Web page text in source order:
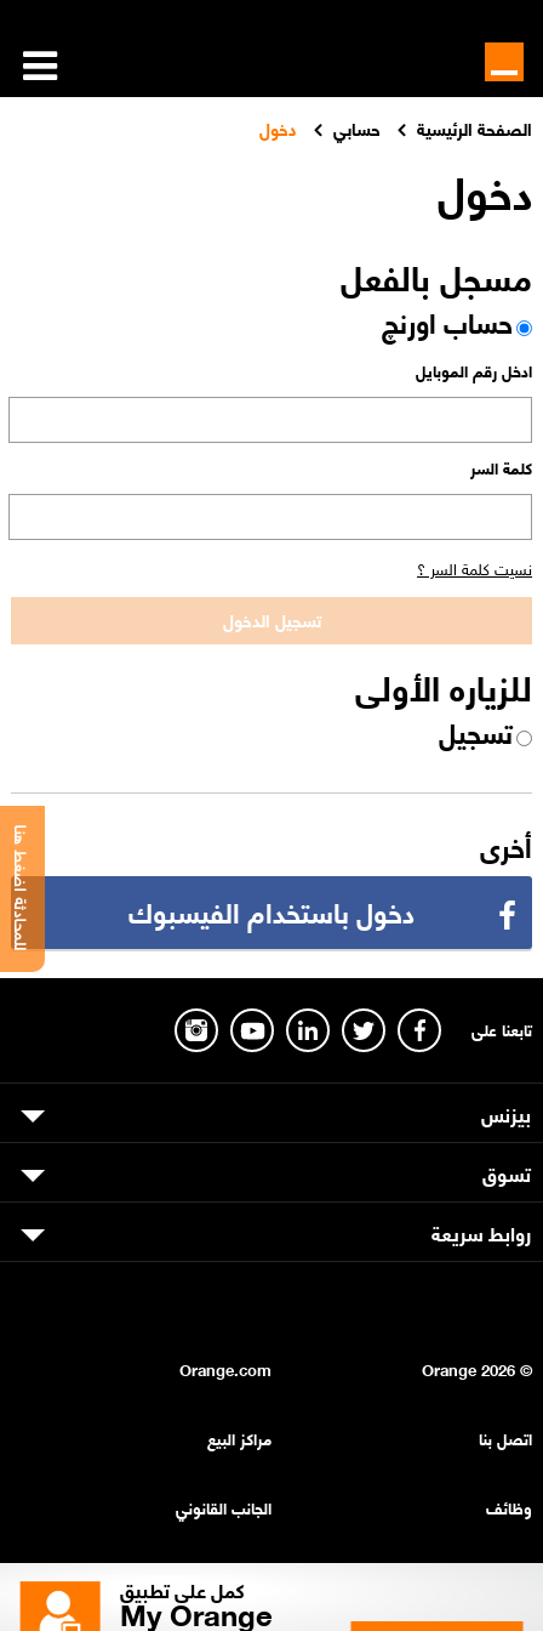
كمل على تطبيق
My Orange
الصفحة الرئيسية حسابي دخول
دخول
مسجل بالفعل
حساب اورنچ
ادخل رقم الموبايل
كلمة السر
نسيت كلمة السر ؟
للزياره الأولى
تسجيل
أخرى
دخول باستخدام الفيسبوك
للمحادثة اضغط هنا
تابعنا على
بيزنس
تسوق
روابط سريعة
© Orange
2026
Orange.com
اتصل بنا مراكز البيع
وظائف الجانب القانوني